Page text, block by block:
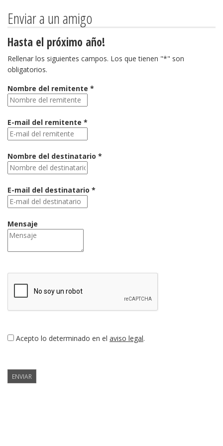
Enviar a un amigo
Hasta el próximo año!
Rellenar los siguientes campos. Los que tienen "*" son
obligatorios.
Nombre del remitente *
E-mail del remitente *
Nombre del destinatario *
E-mail del destinatario *
Mensaje
Acepto lo determinado en el aviso legal.
ENVIAR